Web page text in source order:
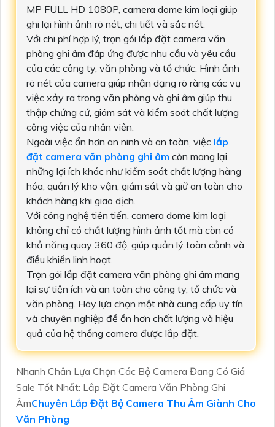
MP FULL HD 1080P, camera dome kim loại giúp
ghi lại hình ảnh rõ nét, chi tiết và sắc nét.
Với chi phí hợp lý, trọn gói lắp đặt camera văn
phòng ghi âm đáp ứng được nhu cầu và yêu cầu
của các công ty, văn phòng và tổ chức. Hình ảnh
rõ nét của camera giúp nhận dạng rõ ràng các vụ
việc xảy ra trong văn phòng và ghi âm giúp thu
thập chứng cứ, giám sát và kiểm soát chất lượng
công việc của nhân viên.
Ngoài việc ổn hơn an ninh và an toàn, việc lắp
đặt camera văn phòng ghi âm còn mang lại
những lợi ích khác như kiểm soát chất lượng hàng
hóa, quản lý kho vận, giám sát và giữ an toàn cho
khách hàng khi giao dịch.
Với công nghệ tiên tiến, camera dome kim loại
không chỉ có chất lượng hình ảnh tốt mà còn có
khả năng quay 360 độ, giúp quản lý toàn cảnh và
điều khiển linh hoạt.
Trọn gói lắp đặt camera văn phòng ghi âm mang
lại sự tiện ích và an toàn cho công ty, tổ chức và
văn phòng. Hãy lựa chọn một nhà cung cấp uy tín
và chuyên nghiệp để ổn hơn chất lượng và hiệu
quả của hệ thống camera được lắp đặt.
Nhanh Chân Lựa Chọn Các Bộ Camera Đang Có Giá
Sale Tốt Nhất: Lắp Đặt Camera Văn Phòng Ghi
ÂmChuyên Lắp Đặt Bộ Camera Thu Âm Giành Cho
Văn Phòng